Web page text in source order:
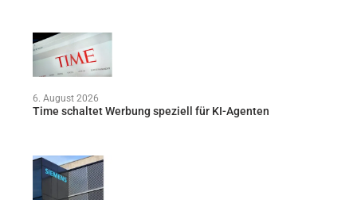
6. August 2026
Time schaltet Werbung speziell für KI-Agenten